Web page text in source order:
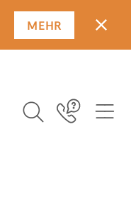
MEHR
ICON BUTTON
SUCHBEGRIFF
Icon Link